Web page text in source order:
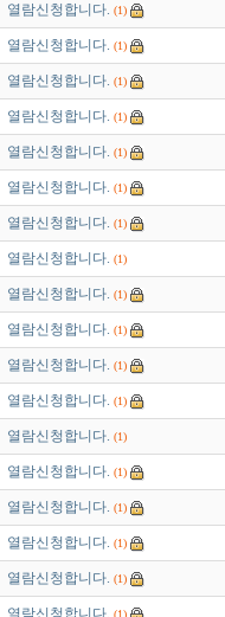
열람신청합니다. (1)
열람신청합니다. (1)
열람신청합니다. (1)
열람신청합니다. (1)
열람신청합니다. (1)
열람신청합니다. (1)
열람신청합니다. (1)
열람신청합니다. (1)
열람신청합니다. (1)
열람신청합니다. (1)
열람신청합니다. (1)
열람신청합니다. (1)
열람신청합니다. (1)
열람신청합니다. (1)
열람신청합니다. (1)
열람신청합니다. (1)
열람신청합니다. (1)
(1)